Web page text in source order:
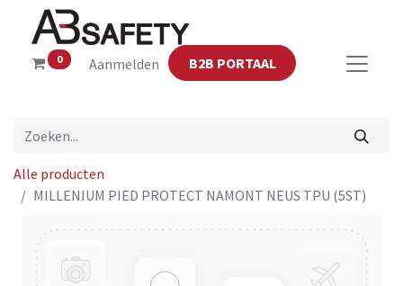
0 Aanmelden B2B PORTAAL
Alle producten
MILLENIUM PIED PROTECT NAMONT NEUS TPU (5ST)